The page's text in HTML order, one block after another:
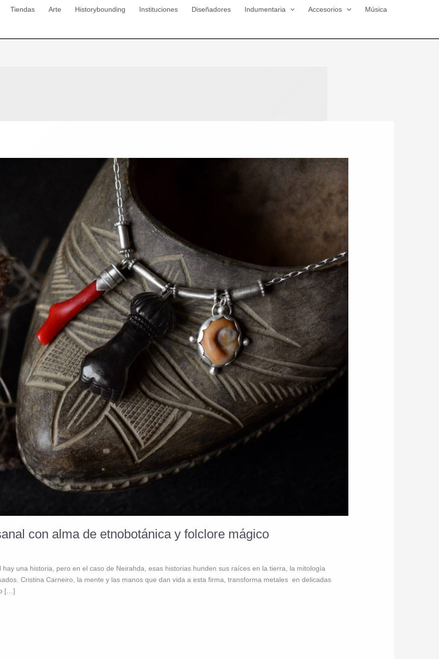
Tiendas Arte Historybounding Instituciones Diseñadores Indumentaria Accesorios Música
con alma de etnobotánica y folclore mágico
una historia, pero en el caso de Neirahda, esas historias hunden sus raíces en la tierra, la mitología
Cristina Carneiro, la mente y las manos que dan vida a esta firma, transforma metales en delicadas
[…]